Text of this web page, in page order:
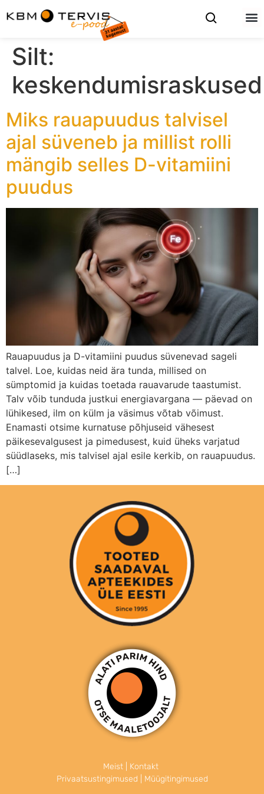
Silt:
keskendumisraskused
Miks rauapuudus talvisel
ajal süveneb ja millist rolli
mängib selles D-vitamiini
puudus
Rauapuudus ja D-vitamiini puudus süvenevad sageli
talvel. Loe, kuidas neid ära tunda, millised on
sümptomid ja kuidas toetada rauavarude taastumist.
Talv võib tunduda justkui energiavargana — päevad on
lühikesed, ilm on külm ja väsimus võtab võimust.
Enamasti otsime kurnatuse põhjuseid vähesest
päikesevalgusest ja pimedusest, kuid üheks varjatud
süüdlaseks, mis talvisel ajal esile kerkib, on rauapuudus.
[…]
Meist
Kontakt
Privaatsustingimused
Müügitingimused